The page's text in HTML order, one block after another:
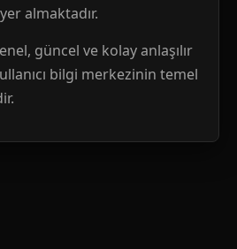
almaktadır.
güncel ve kolay anlaşılır
bilgi merkezinin temel